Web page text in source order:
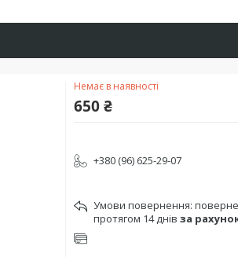
Немає в наявності
650 ₴
+380 (96) 625-29-07
протягом 14 днів за